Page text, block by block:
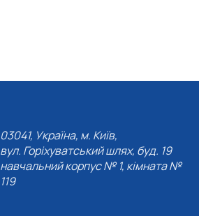
03041, Україна, м. Київ,
вул. Горіхуватський шлях, буд. 19
навчальний корпус № 1, кімната №
119